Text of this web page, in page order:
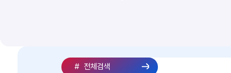
# 전체검색